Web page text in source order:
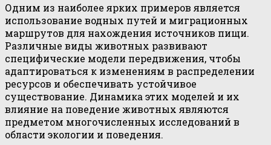
Одним из наиболее ярких примеров является
использование водных путей и миграционных
маршрутов для нахождения источников пищи.
Различные виды животных развивают
специфические модели передвижения, чтобы
адаптироваться к изменениям в распределении
ресурсов и обеспечивать устойчивое
существование. Динамика этих моделей и их
влияние на поведение животных являются
предметом многочисленных исследований в
области экологии и поведения.